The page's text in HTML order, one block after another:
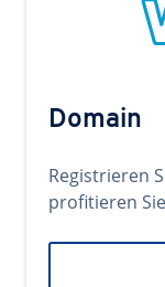
Domain
Registrieren
profitieren